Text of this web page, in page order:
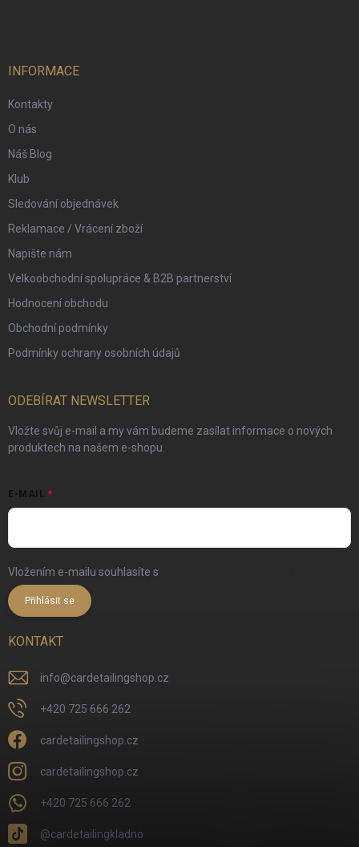
INFORMACE
Kontakty
O nás
Náš Blog
Klub
Sledování objednávek
Reklamace / Vrácení zboží
Napište nám
Velkoobchodní spolupráce & B2B partnerství
Hodnocení obchodu
Obchodní podmínky
Podmínky ochrany osobních údajů
ODEBÍRAT NEWSLETTER
Vložte svůj e-mail a my vám budeme zasílat informace o nových
produktech na našem e-shopu.
E-MAIL
Vložením e-mailu souhlasíte s
Přihlásit se
KONTAKT
info@cardetailingshop.cz
+420 725 666 262
cardetailingshop.cz
cardetailingshop.cz
+420 725 666 262
@cardetailingkladno